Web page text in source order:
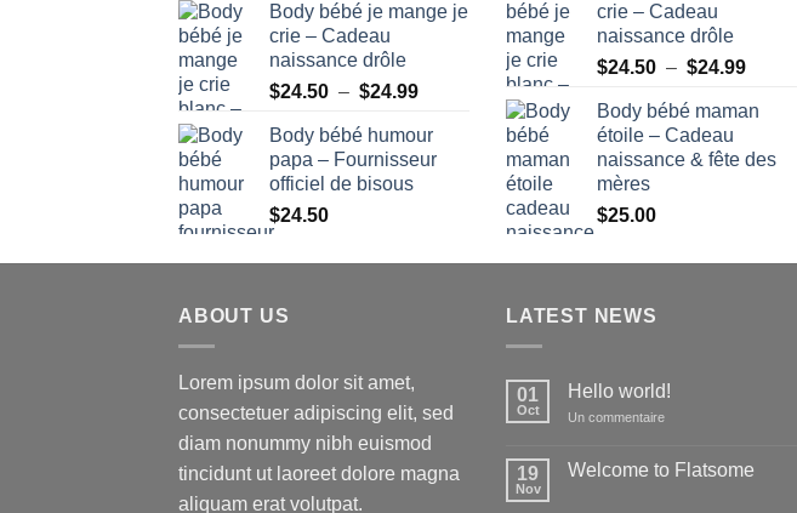
Body bébé je mange je
crie – Cadeau
naissance drôle
$24.50 – $24.99Plage
prix :
$24.50
Body bébé humour
papa – Fournisseur
officiel de bisous
$24.50
crie – Cadeau
naissance drôle
$24.50 – $24.99Plage
prix :
à
Body bébé maman
étoile – Cadeau
naissance & fête des
mères
$25.00
ABOUT US
Lorem ipsum dolor sit amet,
consectetuer adipiscing elit, sed
diam nonummy nibh euismod
tincidunt ut laoreet dolore magna
aliquam erat volutpat.
LATEST NEWS
01
Oct
Hello world!
Un commentairesur
19
Nov
Welcome to Flatsome